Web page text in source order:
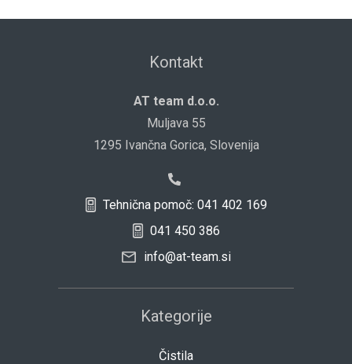
Kontakt
AT team d.o.o.
Muljava 55
1295 Ivančna Gorica, Slovenija
Tehnična pomoč: 041 402 169
041 450 386
info@at-team.si
Kategorije
Čistila